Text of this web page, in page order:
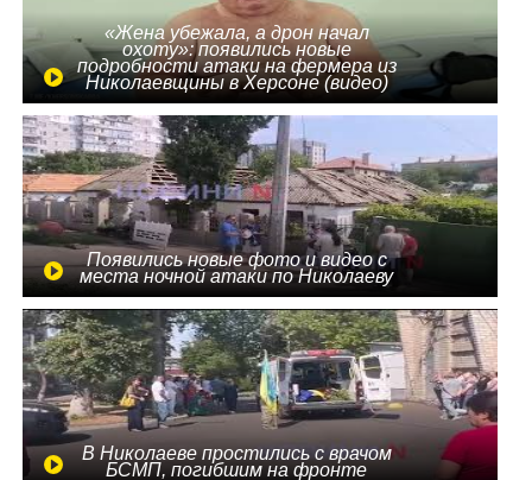
«Жена убежала, а дрон начал
охоту»: появились новые
подробности атаки на фермера из
Николаевщины в Херсоне (видео)
Появились новые фото и видео с
места ночной атаки по Николаеву
В Николаеве простились с врачом
БСМП, погибшим на фронте